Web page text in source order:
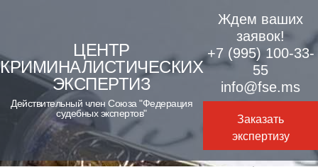
content
ЦЕНТР
КРИМИНАЛИСТИЧЕСКИХ
ЭКСПЕРТИЗ
Действительный член Союза "Федерация
судебных экспертов"
Ждем ваших
заявок!
+7 (995) 100-33-
55
info@fse.ms
Заказать
экспертизу